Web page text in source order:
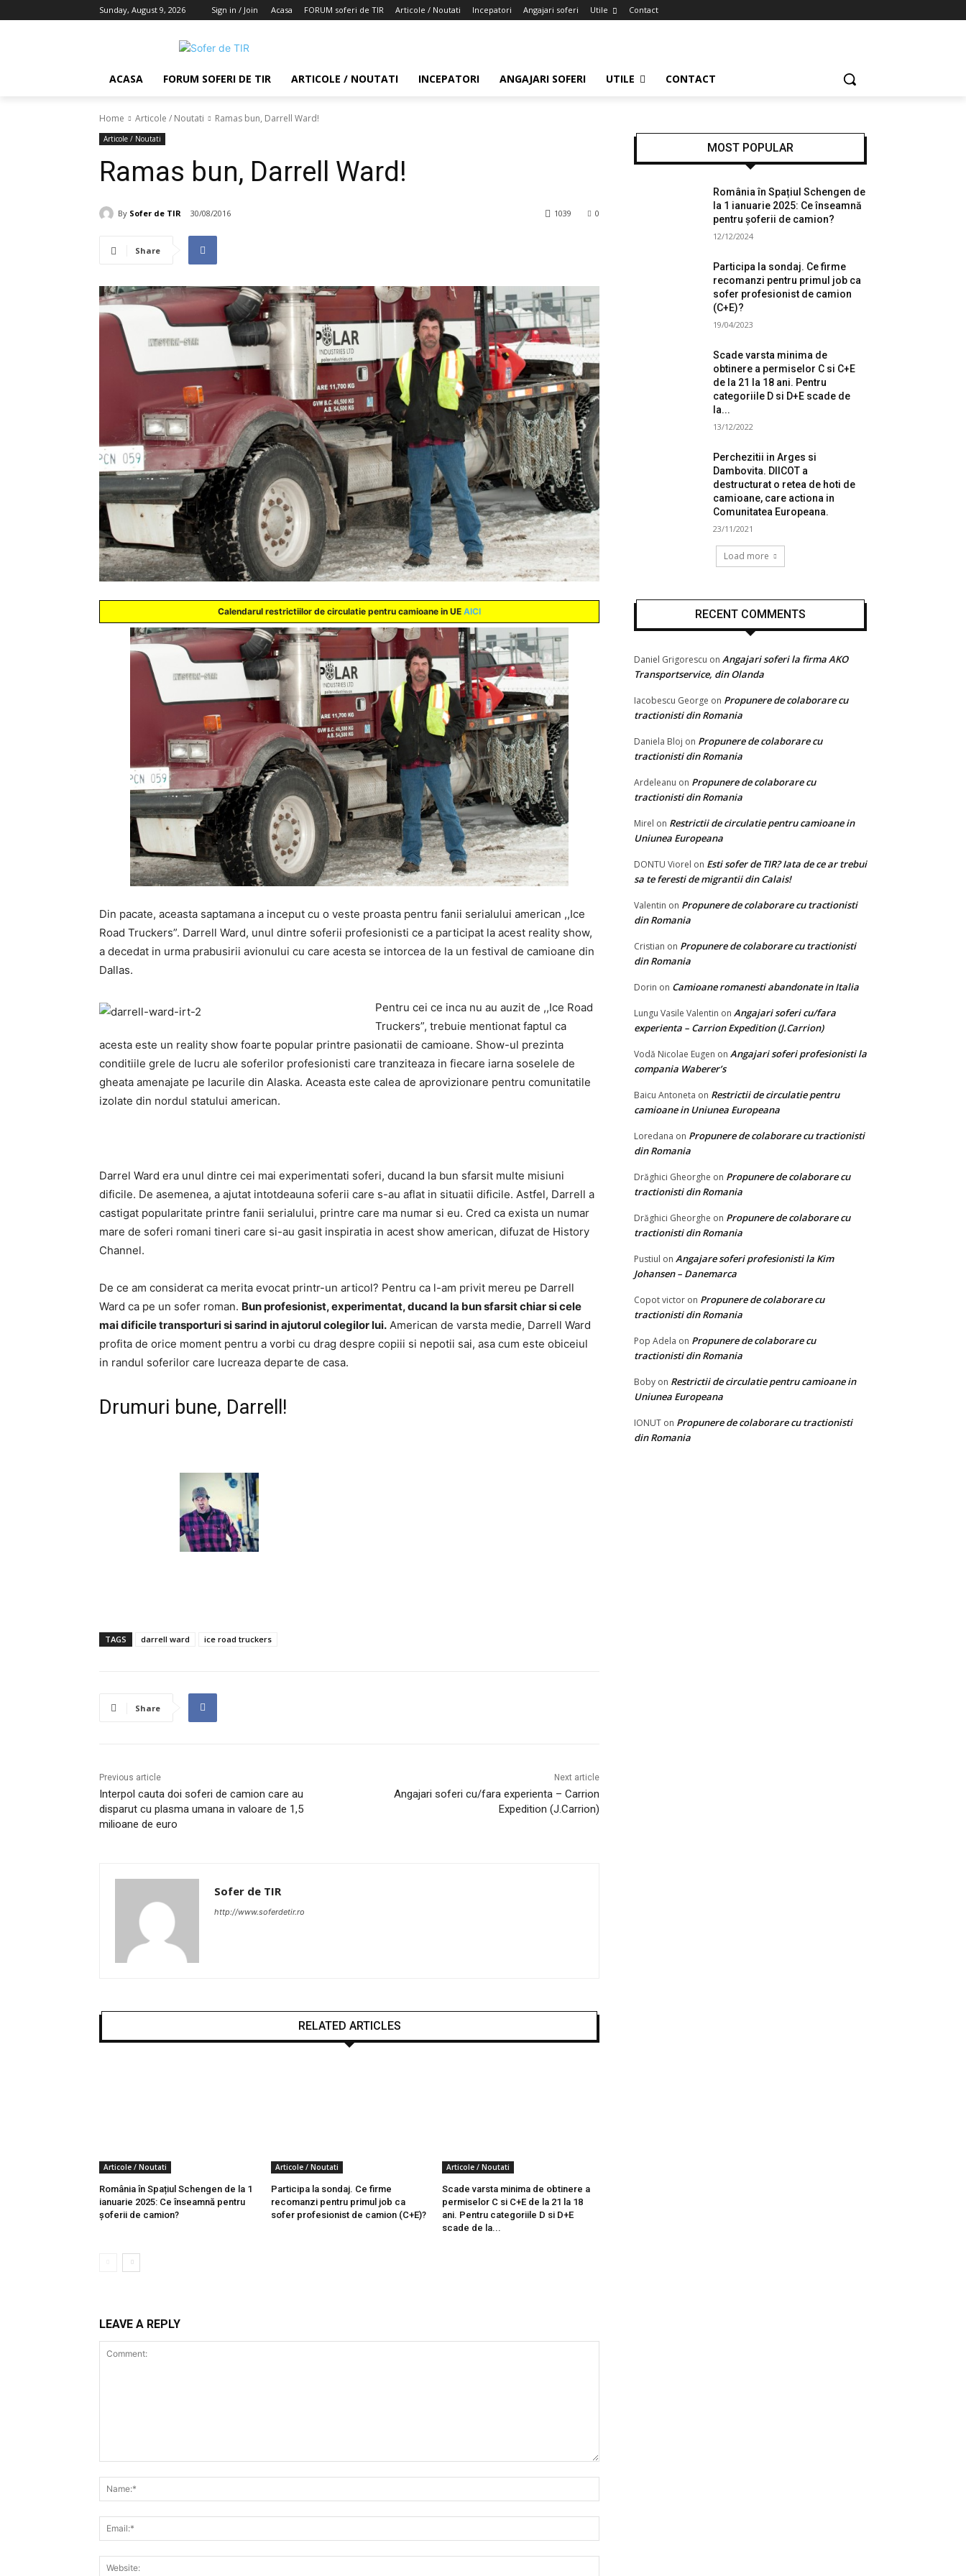
Sunday, August 9, 2026 Sign in / Join Acasa FORUM soferi de TIR Articole / Noutati Incepatori Angajari soferi Utile Contact
ACASA FORUM SOFERI DE TIR ARTICOLE / NOUTATI INCEPATORI ANGAJARI SOFERI UTILE CONTACT
Home Articole / Noutati Ramas bun, Darrell Ward!
Articole / Noutati
Ramas bun, Darrell Ward!
By Sofer de TIR 30/08/2016 0
1039
Share
Calendarul restrictiilor de circulatie pentru camioane in UE AICI
Din pacate, aceasta saptamana a inceput cu o veste proasta pentru fanii serialului american ,,Ice
Road Truckers”. Darrell Ward, unul dintre soferii profesionisti ce a participat la acest reality show,
a decedat in urma prabusirii avionului cu care acesta se intorcea de la un festival de camioane din
Dallas.
Pentru cei ce inca nu au auzit de ,,Ice Road
Truckers”, trebuie mentionat faptul ca
acesta este un reality show foarte popular printre pasionatii de camioane. Show-ul prezinta
conditiile grele de lucru ale soferilor profesionisti care tranziteaza in fiecare iarna soselele de
gheata amenajate pe lacurile din Alaska. Aceasta este calea de aprovizionare pentru comunitatile
izolate din nordul statului american.
Darrel Ward era unul dintre cei mai experimentati soferi, ducand la bun sfarsit multe misiuni
dificile. De asemenea, a ajutat intotdeauna soferii care s-au aflat in situatii dificile. Astfel, Darrell a
castigat popularitate printre fanii serialului, printre care ma numar si eu. Cred ca exista un numar
mare de soferi romani tineri care si-au gasit inspiratia in acest show american, difuzat de History
Channel.
De ce am considerat ca merita evocat printr-un articol? Pentru ca l-am privit mereu pe Darrell
Ward ca pe un sofer roman. Bun profesionist, experimentat, ducand la bun sfarsit chiar si cele
mai dificile transporturi si sarind in ajutorul colegilor lui. American de varsta medie, Darrell Ward
profita de orice moment pentru a vorbi cu drag despre copiii si nepotii sai, asa cum este obiceiul
in randul soferilor care lucreaza departe de casa.
Drumuri bune, Darrell!
TAGS darrell ward ice road truckers
Share
Previous article
Interpol cauta doi soferi de camion care au
disparut cu plasma umana in valoare de 1,5
milioane de euro
Next article
Angajari soferi cu/fara experienta – Carrion
Expedition (J.Carrion)
Sofer de TIR
http://www.soferdetir.ro
RELATED ARTICLES
Articole / Noutati
România în Spațiul Schengen de la 1
ianuarie 2025: Ce înseamnă pentru
șoferii de camion?
Articole / Noutati
Participa la sondaj. Ce firme
recomanzi pentru primul job ca
sofer profesionist de camion (C+E)?
Articole / Noutati
Scade varsta minima de obtinere a
permiselor C si C+E de la 21 la 18
ani. Pentru categoriile D si D+E
scade de la...
LEAVE A REPLY
MOST POPULAR
România în Spațiul Schengen de
la 1 ianuarie 2025: Ce înseamnă
pentru șoferii de camion?
12/12/2024
Participa la sondaj. Ce firme
recomanzi pentru primul job ca
sofer profesionist de camion
(C+E)?
19/04/2023
Scade varsta minima de
obtinere a permiselor C si C+E
de la 21 la 18 ani. Pentru
categoriile D si D+E scade de
la...
13/12/2022
Perchezitii in Arges si
Dambovita. DIICOT a
destructurat o retea de hoti de
camioane, care actiona in
Comunitatea Europeana.
23/11/2021
Load more
RECENT COMMENTS
Daniel Grigorescu on Angajari soferi la firma AKO
Transportservice, din Olanda
Iacobescu George on Propunere de colaborare cu
tractionisti din Romania
Daniela Bloj on Propunere de colaborare cu
tractionisti din Romania
Ardeleanu on Propunere de colaborare cu
tractionisti din Romania
Mirel on Restrictii de circulatie pentru camioane in
Uniunea Europeana
DONTU Viorel on Esti sofer de TIR? Iata de ce ar trebui
sa te feresti de migrantii din Calais!
Valentin on Propunere de colaborare cu tractionisti
din Romania
Cristian on Propunere de colaborare cu tractionisti
din Romania
Dorin on Camioane romanesti abandonate in Italia
Lungu Vasile Valentin on Angajari soferi cu/fara
experienta – Carrion Expedition (J.Carrion)
Vodă Nicolae Eugen on Angajari soferi profesionisti la
compania Waberer’s
Baicu Antoneta on Restrictii de circulatie pentru
camioane in Uniunea Europeana
Loredana on Propunere de colaborare cu tractionisti
din Romania
Drăghici Gheorghe on Propunere de colaborare cu
tractionisti din Romania
Drăghici Gheorghe on Propunere de colaborare cu
tractionisti din Romania
Pustiul on Angajare soferi profesionisti la Kim
Johansen – Danemarca
Copot victor on Propunere de colaborare cu
tractionisti din Romania
Pop Adela on Propunere de colaborare cu
tractionisti din Romania
Boby on Restrictii de circulatie pentru camioane in
Uniunea Europeana
IONUT on Propunere de colaborare cu tractionisti
din Romania